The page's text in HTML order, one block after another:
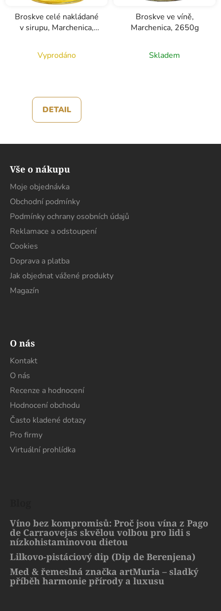
Broskve celé nakládané
v sirupu, Marchenica,
Vyprodáno
DETAIL
Broskve ve víně,
Marchenica, 2650g
Skladem
Vše o nákupu
Moje objednávka
Obchodní podmínky
Podmínky ochrany osobních údajů
Reklamace a odstoupení
Cookies
Doprava a platba
Jak objednat vážené produkty
Magazín
O nás
Kontakt
O nás
Recenze a hodnocení
Hodnocení obchodu
Často kladené dotazy
Pro firmy
Virtuální prohlídka
Víno bez kompromisů: Proč jsou vína z Pago
de Carraovejas skvělou volbou pro lidi s
nízkohistaminovou dietou
Lilkovo-pistáciový dip (Dip de Berenjena)
Med & řemeslná značka artMuria – sladký
příběh harmonie přírody a luxusu